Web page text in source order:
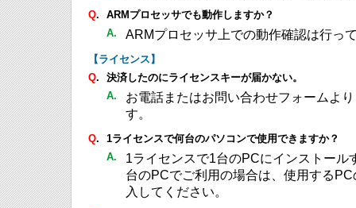
Q.
ARMプロセッサでも動作しますか？
A.
ARMプロセッサ上での動作確認は行っ
【ライセンス】
Q.
決済したのにライセンスキーが届かない。
A.
お電話またはお問い合わせフォームよ
す。
Q.
1ライセンスで何台のパソコンで使用できますか？
A.
1ライセンスで1台のPCにインストール
台のPCでご利用の場合は、使用する
入してください。